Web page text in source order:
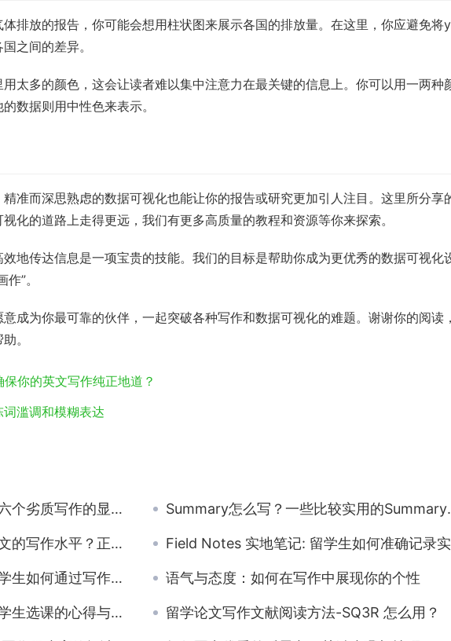
排放的报告，你可能会想用柱状图来展示各国的排放量。在这里，你应避免将
之间的差异。
太多的颜色，这会让读者难以集中注意力在最关键的信息上。你可以用一两种
数据则用中性色来表示。
准而深思熟虑的数据可视化也能让你的报告或研究更加引人注目。这里所分享
化的道路上走得更远，我们有更多高质量的教程和资源等你来探索。
地传达信息是一项宝贵的技能。我们的目标是帮助你成为更优秀的数据可视化
”。
成为你最可靠的伙伴，一起突破各种写作和数据可视化的难题。谢谢你的阅读，
。
你的英文写作纯正地道？
滥调和模糊表达
质写作的显著特征 Summary怎么写？一些比较实用的Summary写作技巧分享
构是否是提高写作水平的捷径？ Field Notes 实地笔记: 留学生如何准确记录实地调查数据?
写作来提升其研究技能 语气与态度：如何在写作中展现你的个性
课的心得与技巧分享 留学论文写作文献阅读方法-SQ3R 怎么用？